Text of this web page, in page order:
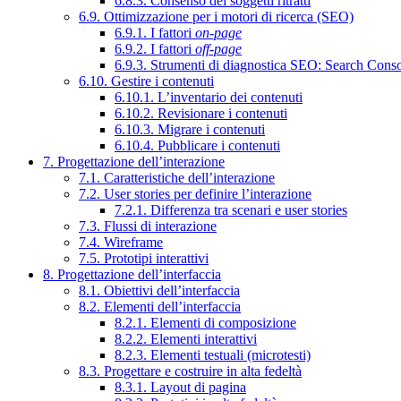
6.9. Ottimizzazione per i motori di ricerca (SEO)
6.9.1. I fattori on-page
6.9.2. I fattori off-page
6.9.3. Strumenti di diagnostica SEO: Search
6.10. Gestire i contenuti
6.10.1. L’inventario dei contenuti
6.10.2. Revisionare i contenuti
6.10.3. Migrare i contenuti
6.10.4. Pubblicare i contenuti
7. Progettazione dell’interazione
7.1. Caratteristiche dell’interazione
7.2. User stories per definire l’interazione
7.2.1. Differenza tra scenari e user stories
7.3. Flussi di interazione
7.4. Wireframe
7.5. Prototipi interattivi
8. Progettazione dell’interfaccia
8.1. Obiettivi dell’interfaccia
8.2. Elementi dell’interfaccia
8.2.1. Elementi di composizione
8.2.2. Elementi interattivi
8.2.3. Elementi testuali (microtesti)
8.3. Progettare e costruire in alta fedeltà
8.3.1. Layout di pagina